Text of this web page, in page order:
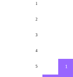
1
2
3
4
5 1